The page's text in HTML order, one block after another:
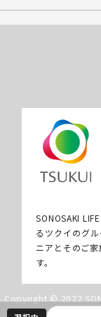
SONOSAKI
るツクイのグ
ニアとそのご
す。
Copyright © 2022